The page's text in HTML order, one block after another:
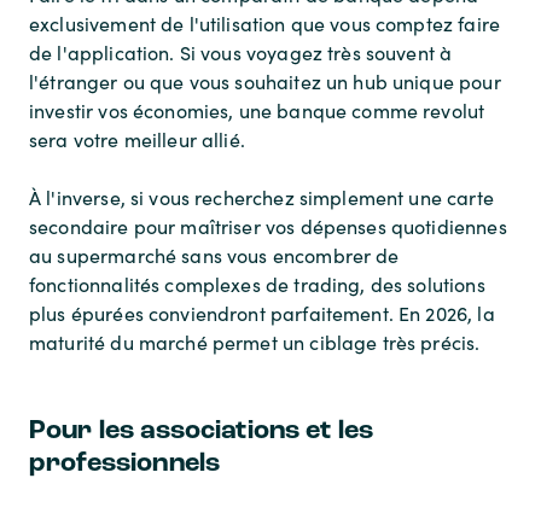
exclusivement de l'utilisation que vous comptez faire
de l'application. Si vous voyagez très souvent à
l'étranger ou que vous souhaitez un hub unique pour
investir vos économies, une banque comme revolut
sera votre meilleur allié.
À l'inverse, si vous recherchez simplement une carte
secondaire pour maîtriser vos dépenses quotidiennes
au supermarché sans vous encombrer de
fonctionnalités complexes de trading, des solutions
plus épurées conviendront parfaitement. En 2026, la
maturité du marché permet un ciblage très précis.
Pour les associations et les
professionnels